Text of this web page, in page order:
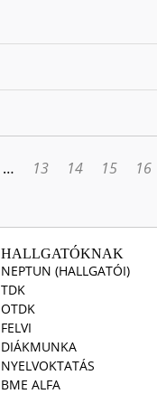
… 13 14 15 16
HALLGATÓKNAK
NEPTUN (HALLGATÓI)
TDK
OTDK
FELVI
DIÁKMUNKA
NYELVOKTATÁS
BME ALFA